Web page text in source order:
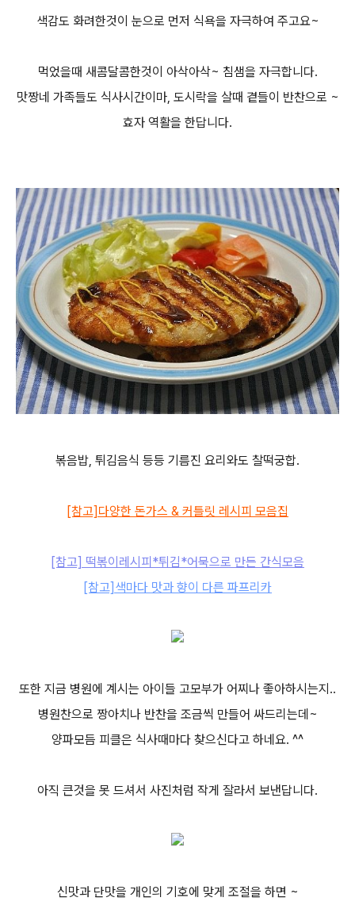
색감도 화려한것이 눈으로 먼저 식욕을 자극하여 주고요~
먹었을때 새콤달콤한것이 아삭아삭~ 침샘을 자극합니다.
맛짱네 가족들도 식사시간이마, 도시락을 살때 곁들이 반찬으로 ~
효자 역활을 한답니다.
볶음밥, 튀김음식 등등 기름진 요리와도 찰떡궁합.
[참고] 다양한 돈가스 & 커틀릿 레시피 모음집
[참고] 떡볶이레시피*튀김*어묵으로 만든 간식모음
[참고]색마다 맛과 향이 다른 파프리카
또한 지금 병원에 계시는 아이들 고모부가 어찌나 좋아하시는지..
병원찬으로 짱아치나 반찬을 조금씩 만들어 싸드리는데~
양파모듬 피클은 식사때마다 찾으신다고 하네요. ^^
아직 큰것을 못 드셔서 사진처럼 작게 잘라서 보낸답니다.
신맛과 단맛을 개인의 기호에 맞게 조절을 하면 ~